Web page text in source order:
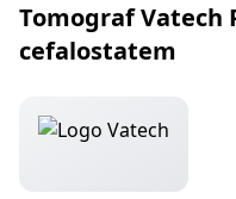
Tomograf Vatech
cefalostatem